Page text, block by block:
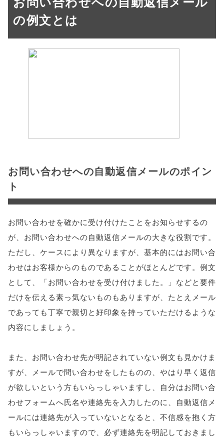
の例文とは
お問い合わせへの自動返信メールのポイン
ト
お問い合わせを確かに受け付けたことをお知らせするの
が、お問い合わせへの自動返信メールの大きな役割です。
ただし、ケースにより異なりますが、基本的にはお問い合
わせはお客様からのものであることがほとんどです。例文
として、「お問い合わせを受け付けました。」などと要件
だけを伝える素っ気ないものもありますが、たとえメール
であっても丁寧で親切と好印象を持っていただけるような
内容にしましょう。
また、お問い合わせ先が明記されていない例文も見かけま
すが、メールで問い合わせをしたものの、やはり早く返信
が欲しいという方もいらっしゃいますし、自分はお問い合
わせフォームへ氏名や連絡先を入力したのに、自動返信メ
ールには連絡先が入っていないとなると、不信感を抱く方
もいらっしゃいますので、必ず連絡先を明記しておきまし